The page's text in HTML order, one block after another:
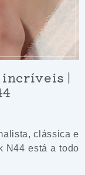
incríveis |
clássica e
N44 está a todo